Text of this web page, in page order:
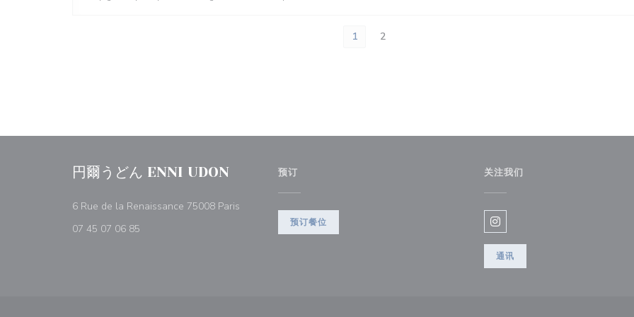
1 2
円爾うどん ENNI UDON
6 Rue de la Renaissance 75008 Paris
07 45 07 06 85
预订
预订餐位
关注我们
Instagram ((在新窗口中打开
通讯